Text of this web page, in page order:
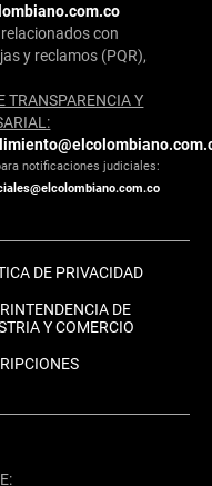
con
y reclamos (PQR),
TRANSPARENCIA Y
notificaciones judiciales:
DE PRIVACIDAD
DE
Y COMERCIO